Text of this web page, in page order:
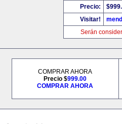
Precio:
Visitar!
Serán
COMPRAR AHORA
Precio $999.00
COMPRAR AHORA